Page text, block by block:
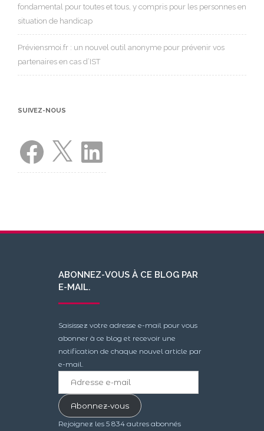
fondamental pour toutes et tous, y compris pour les personnes en
situation de handicap
Préviensmoi.fr : un nouvel outil anonyme pour prévenir vos
partenaires en cas d’IST
SUIVEZ-NOUS
Facebook LinkedIn
ABONNEZ-VOUS À CE BLOG PAR
E-MAIL.
Saisissez votre adresse e-mail pour vous
abonner à ce blog et recevoir une
notification de chaque nouvel article par
e-mail.
mailAbonnez-vous
Rejoignez les 5 834 autres abonnés